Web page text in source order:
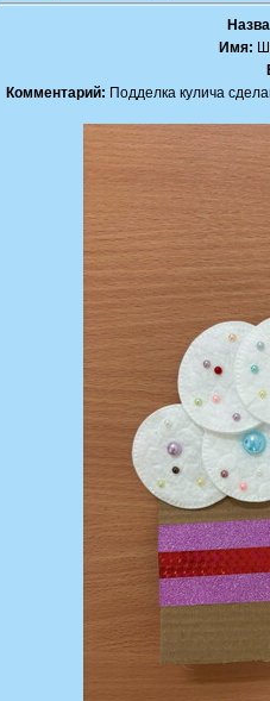
Имя:
Комментарий: Подделка кулича